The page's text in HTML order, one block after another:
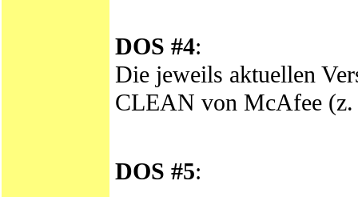
DOS #4:
Die jeweils aktuellen
CLEAN von McAfee
DOS #5: